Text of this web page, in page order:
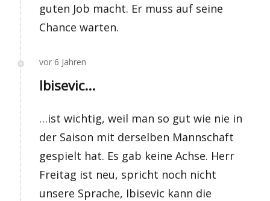
guten Job macht. Er muss auf seine
Chance warten.
vor 6 Jahren
Ibisevic...
…ist wichtig, weil man so gut wie nie in
der Saison mit derselben Mannschaft
gespielt hat. Es gab keine Achse. Herr
Freitag ist neu, spricht noch nicht
unsere Sprache, Ibisevic kann die